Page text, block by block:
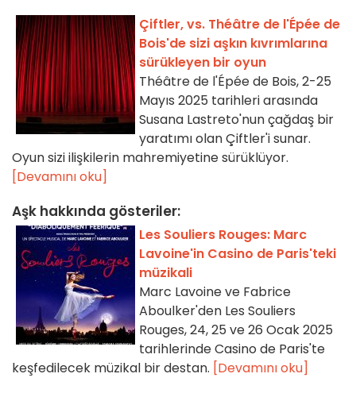
Çiftler, vs. Théâtre de l'Épée de
Bois'de sizi aşkın kıvrımlarına
sürükleyen bir oyun
Théâtre de l'Épée de Bois, 2-25
Mayıs 2025 tarihleri arasında
Susana Lastreto'nun çağdaş bir
yaratımı olan Çiftler'i sunar.
Oyun sizi ilişkilerin mahremiyetine sürüklüyor.
[Devamını oku]
Aşk hakkında gösteriler:
Les Souliers Rouges: Marc
Lavoine'in Casino de Paris'teki
müzikali
Marc Lavoine ve Fabrice
Aboulker'den Les Souliers
Rouges, 24, 25 ve 26 Ocak 2025
tarihlerinde Casino de Paris'te
keşfedilecek müzikal bir destan. [Devamını oku]